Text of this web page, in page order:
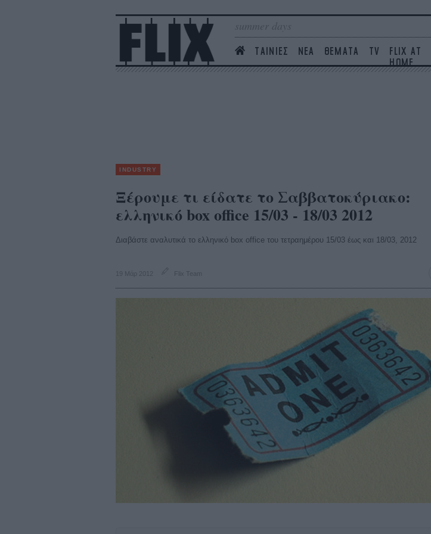
summer days
ΤΑΙΝΙΕΣ ΝΕΑ ΘΕΜΑΤΑ TV
FLIX AT
HOME
INDUSTRY
Ξέρουμε τι είδατε το Σαββατοκύριακο:
ελληνικό box office 15/03 - 18/03 2012
Διαβάστε αναλυτικά το ελληνικό box office του τετραημέρου 15/03 έως και 18/03, 2012
19 Μάρ 2012 Flix Team